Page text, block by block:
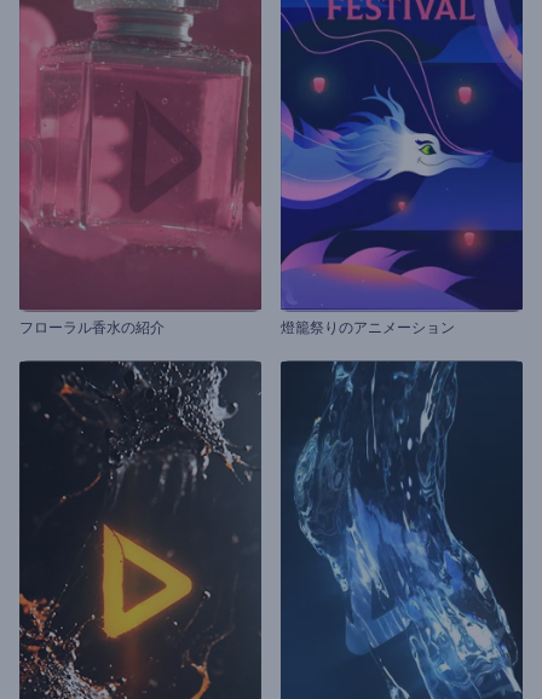
フローラル香水の紹介 燈籠祭りのアニメーション